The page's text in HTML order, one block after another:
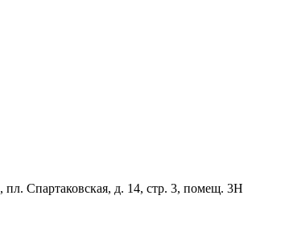
Спартаковская, д. 14, стр. 3, помещ. 3Н